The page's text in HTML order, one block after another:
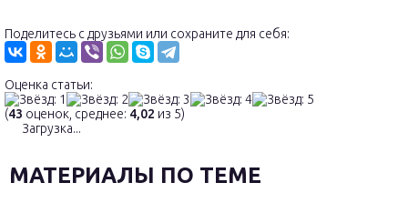
Поделитесь с друзьями или сохраните для себя:
Оценка статьи:
(43 оценок, среднее: 4,02 из 5)
Загрузка...
МАТЕРИАЛЫ ПО ТЕМЕ